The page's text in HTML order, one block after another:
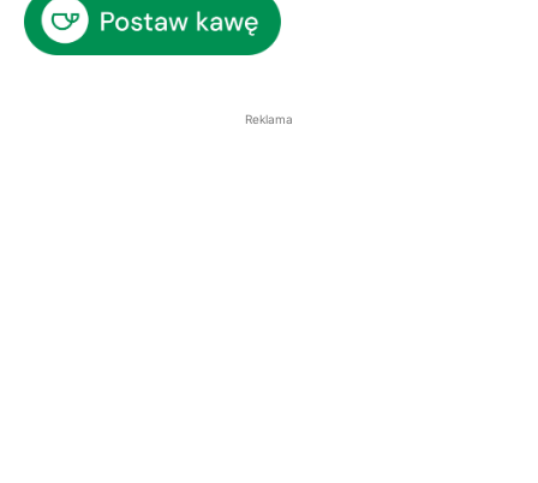
Reklama